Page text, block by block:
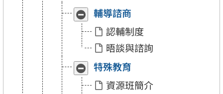
收
合
「輔
諮
商」
展
開
「輔
諮
商」
輔導諮商
認輔制度
晤談與諮詢
收
合
「特
展
開
「特
特殊教育
資源班簡介